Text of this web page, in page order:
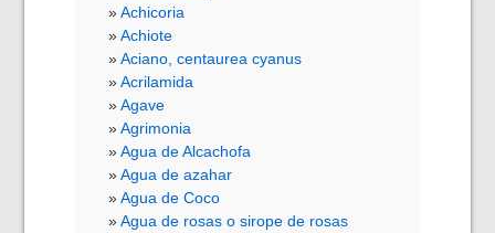
Achicoria
Achiote
Aciano, centaurea cyanus
Acrilamida
Agave
Agrimonia
Agua de Alcachofa
Agua de azahar
Agua de Coco
Agua de rosas o sirope de rosas